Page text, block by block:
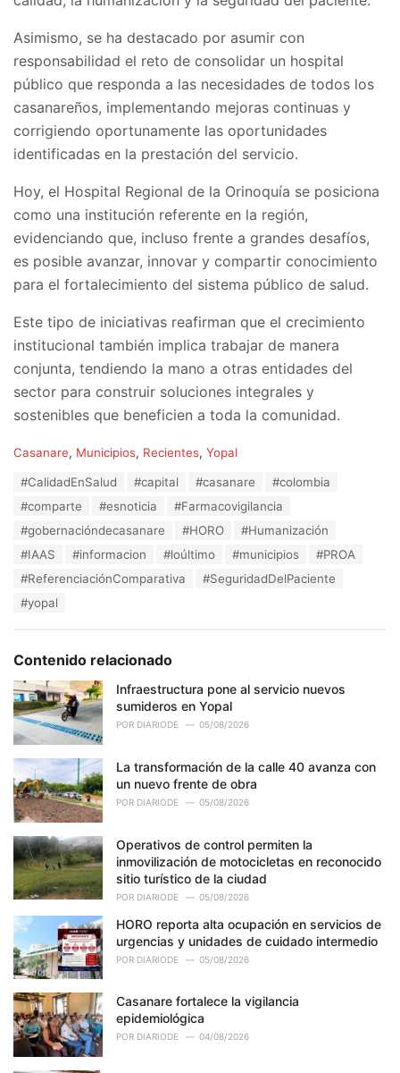
Asimismo, se ha destacado por asumir con
responsabilidad el reto de consolidar un hospital
público que responda a las necesidades de todos los
casanareños, implementando mejoras continuas y
corrigiendo oportunamente las oportunidades
identificadas en la prestación del servicio.
Hoy, el Hospital Regional de la Orinoquía se posiciona
como una institución referente en la región,
evidenciando que, incluso frente a grandes desafíos,
es posible avanzar, innovar y compartir conocimiento
para el fortalecimiento del sistema público de salud.
Este tipo de iniciativas reafirman que el crecimiento
institucional también implica trabajar de manera
conjunta, tendiendo la mano a otras entidades del
sector para construir soluciones integrales y
sostenibles que beneficien a toda la comunidad.
C
Casanare, Municipios, Recientes, Yopal
#CalidadEnSalud #capital #casanare
#colombia
#comparte
#esnoticia
#Farmacovigilancia
#gobernacióndecasanare
#HORO
#Humanización
#IAAS
#informacion #loúltimo #municipios
#PROA
#ReferenciaciónComparativa
#SeguridadDelPaciente
#yopal
Contenido relacionado
Infraestructura pone al servicio nuevos
sumideros en Yopal
POR DIARIODE 05/08/2026
La transformación de la calle 40 avanza con
un nuevo frente de obra
POR DIARIODE 05/08/2026
Operativos de control permiten la
inmovilización de motocicletas en reconocido
sitio turístico de la ciudad
POR DIARIODE 05/08/2026
HORO reporta alta ocupación en servicios de
urgencias y unidades de cuidado intermedio
POR DIARIODE 05/08/2026
Casanare fortalece la vigilancia
epidemiológica
POR DIARIODE 04/08/2026